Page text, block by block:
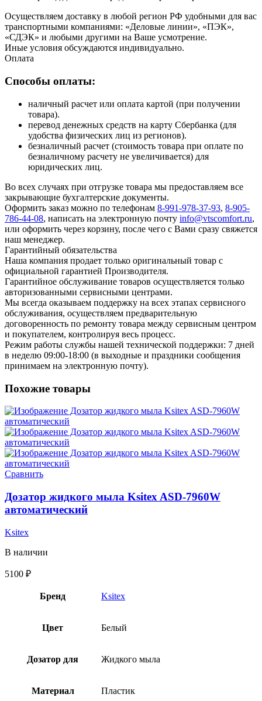
Осуществляем доставку в любой регион РФ удобными для вас
транспортными компаниями: «Деловые линии», «ПЭК»,
«СДЭК» и любыми другими на Ваше усмотрение.
Иные условия обсуждаются индивидуально.
Оплата
Способы оплаты:
наличный расчет или оплата картой (при получении
товара).
перевод денежных средств на карту Сбербанка (для
удобства физических лиц из регионов).
безналичный расчет (стоимость товара при оплате по
безналичному расчету не увеличивается) для
юридических лиц.
Во всех случаях при отгрузке товара мы предоставляем все
закрывающие бухгалтерские документы.
Оформить заказ можно по телефонам 8-991-978-37-93, 8-905-
786-44-08, написать на электронную почту info@vtscomfort.ru,
или оформить через корзину, после чего с Вами сразу свяжется
наш менеджер.
Гарантийный обязательства
Наша компания продает только оригинальный товар с
официальной гарантией Производителя.
Гарантийное обслуживание товаров осуществляется только
авторизованными сервисными центрами.
Мы всегда оказываем поддержку на всех этапах сервисного
обслуживания, осуществляем предварительную
договоренность по ремонту товара между сервисным центром
и покупателем, контролируя весь процесс.
Режим работы службы нашей технической поддержки: 7 дней
в неделю 09:00-18:00 (в выходные и праздники сообщения
принимаем на электронную почту).
Похожие товары
Сравнить
Дозатор жидкого мыла Ksitex ASD-7960W
автоматический
Ksitex
В наличии
5100 ₽
Бренд Ksitex
Цвет Белый
Дозатор для Жидкого мыла
Материал Пластик